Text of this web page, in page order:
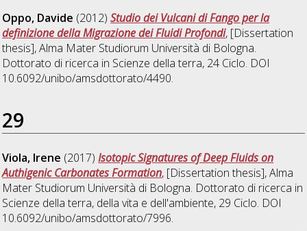
Oppo, Davide (2012)Studio dei Vulcani di Fango per la
definizione della Migrazione dei Fluidi Profondi, [Dissertation
thesis], Alma Mater Studiorum Università di Bologna.
Dottorato di ricerca in Scienze della terra, 24 Ciclo. DOI
10.6092/unibo/amsdottorato/4490.
29
Viola, Irene (2017)Isotopic Signatures of Deep Fluids on
Authigenic Carbonates Formation, [Dissertation thesis], Alma
Mater Studiorum Università di Bologna. Dottorato di ricerca in
Scienze della terra, della vita e dell'ambiente, 29 Ciclo. DOI
10.6092/unibo/amsdottorato/7996.